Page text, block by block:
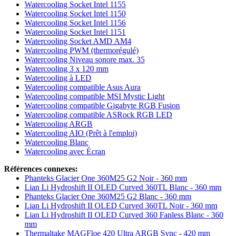
Watercooling Socket Intel 1155
Watercooling Socket Intel 1150
Watercooling Socket Intel 1156
Watercooling Socket Intel 1151
Watercooling Socket AMD AM4
Watercooling PWM (thermorégulé)
Watercooling Niveau sonore max. 35
Watercooling 3 x 120 mm
Watercooling à LED
Watercooling compatible Asus Aura
Watercooling compatible MSI Mystic Light
Watercooling compatible Gigabyte RGB Fusion
Watercooling compatible ASRock RGB LED
Watercooling ARGB
Watercooling AIO (Prêt à l'emploi)
Watercooling Blanc
Watercooling avec Écran
Références connexes:
Phanteks Glacier One 360M25 G2 Noir - 360 mm
Lian Li Hydroshift II OLED Curved 360TL Blanc - 360 mm
Phanteks Glacier One 360M25 G2 Blanc - 360 mm
Lian Li Hydroshift II OLED Curved 360TL Noir - 360 mm
Lian Li Hydroshift II OLED Curved 360 Fanless Blanc - 360
mm
Thermaltake MAGFloe 420 Ultra ARGB Sync - 420 mm